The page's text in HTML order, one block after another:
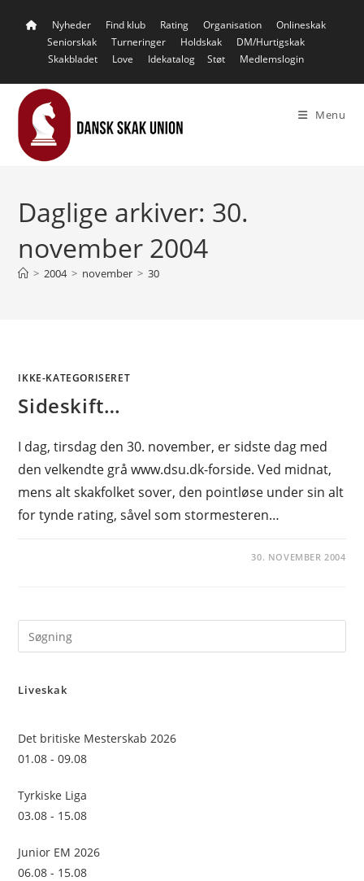
Nyheder Find klub Rating Organisation
Onlineskak
Seniorskak
Turneringer Holdskak
DM/Hurtigskak
Skakbladet
Love Idekatalog Støt Medlemslogin
Menu
Daglige arkiver: 30.
november 2004
> 2004 > november > 30
IKKE-KATEGORISERET
Sideskift…
I dag, tirsdag den 30. november, er sidste dag med
den velkendte grå www.dsu.dk-forside. Ved midnat,
mens alt skakfolket sover, den pointløse under sin alt
for tynde rating, såvel som stormesteren…
30. NOVEMBER 2004
Liveskak
Det britiske Mesterskab 2026
01.08 - 09.08
Tyrkiske Liga
03.08 - 15.08
Junior EM 2026
06.08 - 15.08